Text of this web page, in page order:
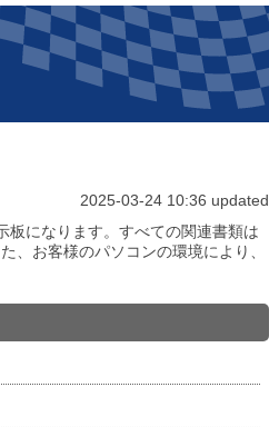
2025-03-24 10:36 updated
になります。すべての関連書類は
、お客様のパソコンの環境により、